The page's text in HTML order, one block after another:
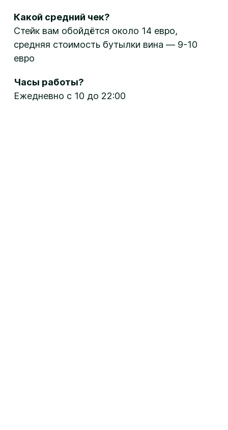
Какой средний чек?
Стейк вам обойдётся около 14 евро,
средняя стоимость бутылки вина — 9-10
евро
Часы работы?
Ежедневно с 10 до 22:00